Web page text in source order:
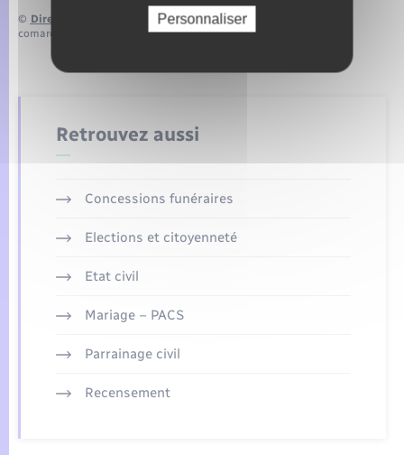
© Direction de l’information légale et administrative
comarquage developpé parbaseo.io
Retrouvez aussi
Concessions funéraires
Elections et citoyenneté
Etat civil
Mariage – PACS
Parrainage civil
Recensement
Personnaliser